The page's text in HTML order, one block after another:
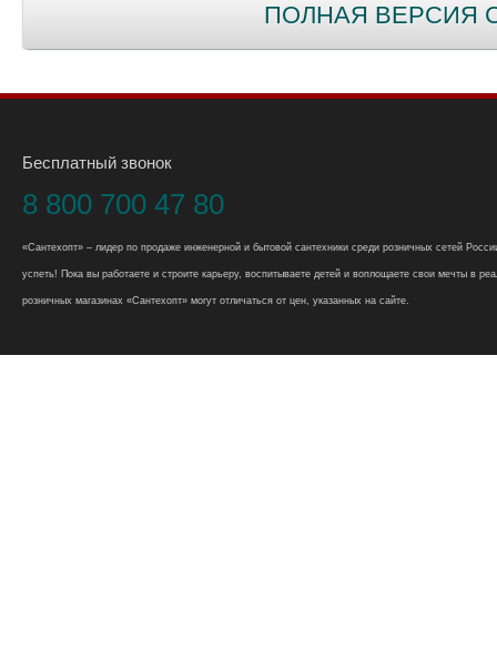
ПОЛНАЯ ВЕРСИЯ
Бесплатный звонок
8 800 700 47 80
«Сантехопт» – лидер по продаже инженерной и бытовой сантехники среди розничных сетей
успеть! Пока вы работаете и строите карьеру, воспитываете детей и воплощаете свои мечты в
розничных магазинах «Сантехопт» могут отличаться от цен, указанных на сайте.